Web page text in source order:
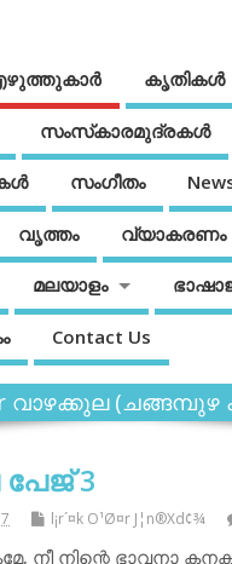
കൃതികൾ
സംസ്‌കാരമുദ്രകള്‍
സംഗീതം
വൃത്തം വ്യാകരണം
മലയാളം
Contact Us
വാഴക്കുല (ചങ്ങമ്പുഴ
3
l¡r´¤k O¹Ø¤r J¦n®Xd¢¾
നീ നിന്റെ ഭാവനാ